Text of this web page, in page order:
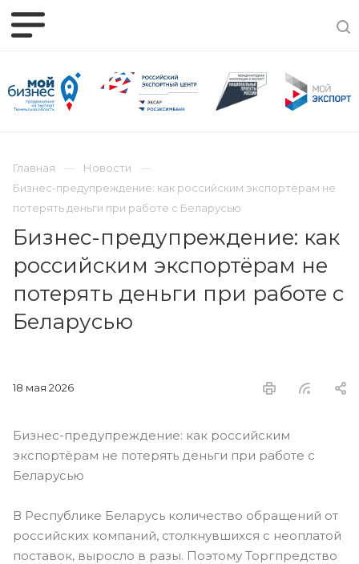
Главная
Новости
Бизнес-предупреждение: как российским экспортёрам не
потерять деньги при работе с Беларусью
Бизнес-предупреждение: как
российским экспортёрам не
потерять деньги при работе с
Беларусью
18 мая 2026
Бизнес-предупреждение: как российским
экспортёрам не потерять деньги при работе с
Беларусью
В Республике Беларусь количество обращений от
российских компаний, столкнувшихся с неоплатой
поставок, выросло в разы. Поэтому Торгпредство